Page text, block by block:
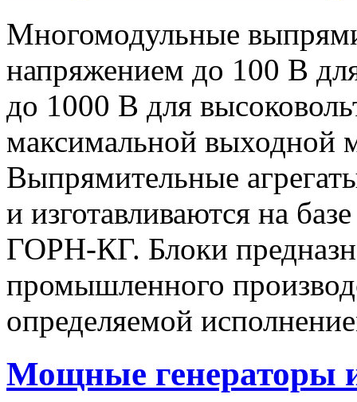
Многомодульные
напряжением до 100 В
до 1000 В для
максимальной
Выпрямительные
и изготавливаются на
ГОРН-КГ. Блоки
промышленного
определяемой
Мощные